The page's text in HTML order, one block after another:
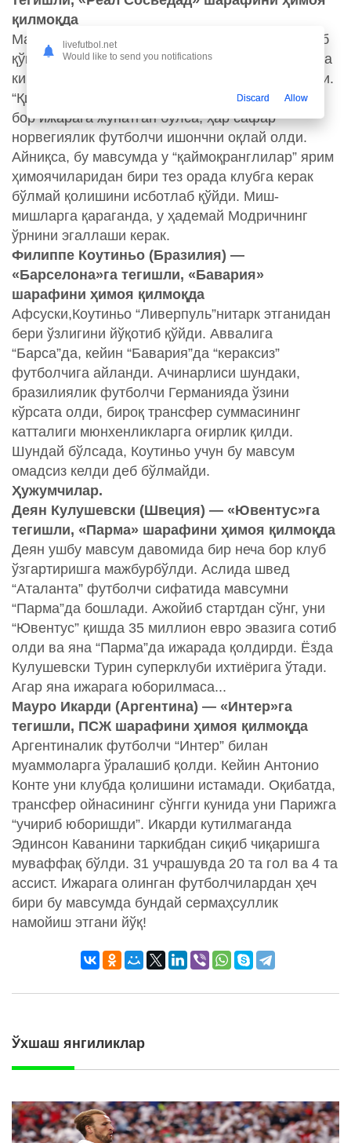
қилмоқда
Мартин “Реал” сафига ўспиринлик чоғида келиб
қўшилган эди. Шу сабабли унинг катта футболга
кириб келиши учун бир мунча вақт талаб этилди.
“Қироллик клуби” Эдегорни умумий ҳисобда 3
бор ижарага жўнатган бўлса, ҳар сафар
норвегиялик футболчи ишончни оқлай олди.
Айниқса, бу мавсумда у “қаймоқранглилар” ярим
ҳимоячиларидан бири тез орада клубга керак
бўлмай қолишини исботлаб қўйди. Миш-
мишларга қараганда, у ҳадемай Модричнинг
ўрнини эгаллаши керак.
Филиппе Коутиньо (Бразилия) —
«Барселона»га тегишли, «Бавария»
шарафини ҳимоя қилмоқда
Афсуски,Коутиньо “Ливерпуль”нитарк этганидан
бери ўзлигини йўқотиб қўйди. Аввалига
“Барса”да, кейин “Бавария”да “кераксиз”
футболчига айланди. Ачинарлиси шундаки,
бразилиялик футболчи Германияда ўзини
кўрсата олди, бироқ трансфер суммасининг
катталиги мюнхенликларга оғирлик қилди.
Шундай бўлсада, Коутиньо учун бу мавсум
омадсиз келди деб бўлмайди.
Ҳужумчилар.
Деян Кулушевски (Швеция) — «Ювентус»га
тегишли, «Парма» шарафини ҳимоя қилмоқда
Деян ушбу мавсум давомида бир неча бор клуб
ўзгартиришга мажбурбўлди. Аслида швед
“Аталанта” футболчи сифатида мавсумни
“Парма”да бошлади. Ажойиб стартдан сўнг, уни
“Ювентус” қишда 35 миллион евро эвазига сотиб
олди ва яна “Парма”да ижарада қолдирди. Ёзда
Кулушевски Турин суперклуби ихтиёрига ўтади.
Агар яна ижарага юборилмаса...
Мауро Икарди (Аргентина) — «Интер»га
тегишли, ПСЖ шарафини ҳимоя қилмоқда
Аргентиналик футболчи “Интер” билан
муаммоларга ўралашиб қолди. Кейин Антонио
Конте уни клубда қолишини истамади. Оқибатда,
трансфер ойнасининг сўнгги кунида уни Парижга
“учириб юборишди”. Икарди кутилмаганда
Эдинсон Каванини таркибдан сиқиб чиқаришга
муваффақ бўлди. 31 учрашувда 20 та гол ва 4 та
ассист. Ижарага олинган футболчилардан ҳеч
бири бу мавсумда бундай сермаҳсуллик
намойиш этгани йўқ!
Ўхшаш янгиликлар
livefutbol.net
Would like to send you notifications
Discard Allow